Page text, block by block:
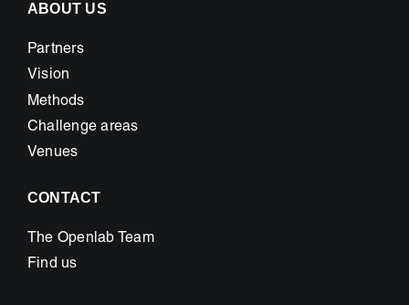
ABOUT US
Partners
Vision
Methods
Challenge areas
Venues
CONTACT
The Openlab Team
Find us